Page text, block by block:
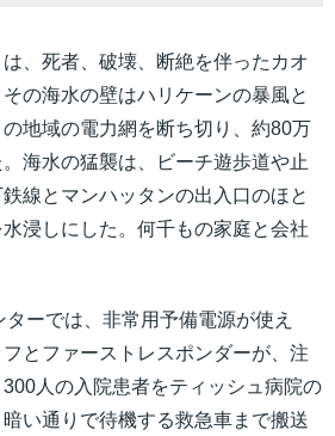
、死者、破壊、断絶を伴ったカオ
の海水の壁はハリケーンの暴風と
地域の電力網を断ち切り、約80万
海水の猛襲は、ビーチ遊歩道や止
線とマンハッタンの出入口のほと
浸しにした。何千もの家庭と会社
ーでは、非常用予備電源が使え
とファーストレスポンダーが、注
人の入院患者をティッシュ病院の
い通りで待機する救急車まで搬送